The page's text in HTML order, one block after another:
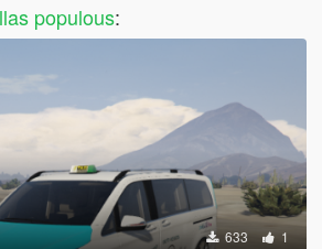
populous:
633 1